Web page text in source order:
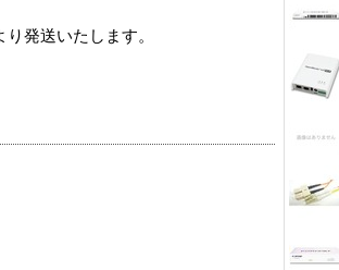
発送いたします。